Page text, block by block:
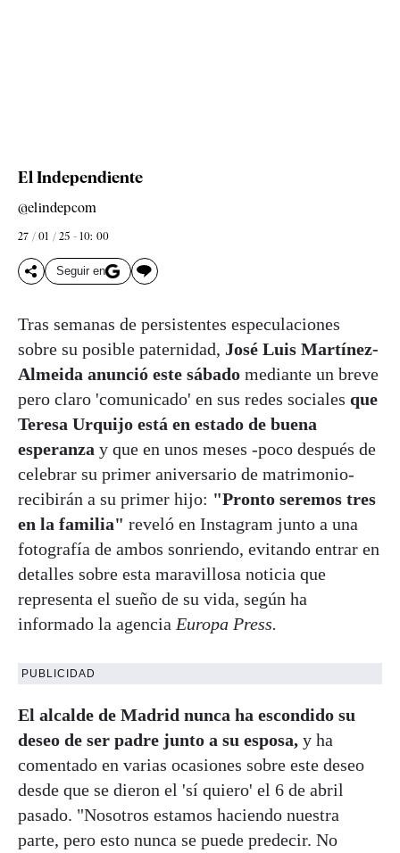
El Independiente
@elindepcom
27 / 01 / 25 - 10: 00
Seguir en
Tras semanas de persistentes especulaciones
sobre su posible paternidad, José Luis Martínez-
Almeida anunció este sábado mediante un breve
pero claro 'comunicado' en sus redes sociales que
Teresa Urquijo está en estado de buena
esperanza y que en unos meses -poco después de
celebrar su primer aniversario de matrimonio-
recibirán a su primer hijo: "Pronto seremos tres
en la familia" reveló en Instagram junto a una
fotografía de ambos sonriendo, evitando entrar en
detalles sobre esta maravillosa noticia que
representa el sueño de su vida, según ha
informado la agencia Europa Press.
PUBLICIDAD
El alcalde de Madrid nunca ha escondido su
deseo de ser padre junto a su esposa, y ha
comentado en varias ocasiones sobre este deseo
desde que se dieron el 'sí quiero' el 6 de abril
pasado. "Nosotros estamos haciendo nuestra
parte, pero esto nunca se puede predecir. No